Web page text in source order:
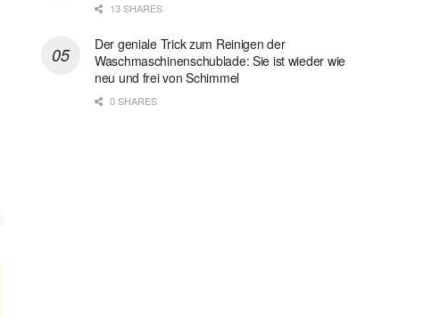
13 SHARES
Der geniale Trick zum Reinigen der
Waschmaschinenschublade: Sie ist wieder wie
neu und frei von Schimmel
0 SHARES